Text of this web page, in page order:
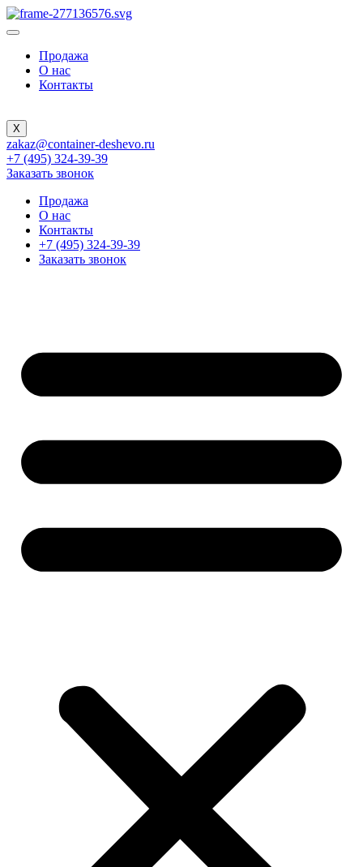
Продажа
О нас
Контакты
X
zakaz@container-deshevo.ru
+7 (495) 324-39-39
Заказать звонок
Продажа
О нас
Контакты
+7 (495) 324-39-39
Заказать звонок